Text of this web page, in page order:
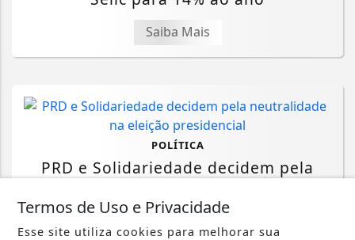
Saiba Mais
POLÍTICA
PRD e Solidariedade decidem pela
Termos de Uso e Privacidade
Esse site utiliza cookies para melhorar sua